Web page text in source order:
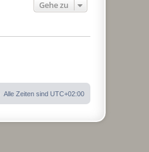
Gehe zu
Alle Zeiten sind UTC+02:00